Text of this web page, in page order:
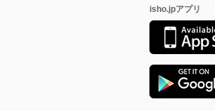
isho.jpアプリ